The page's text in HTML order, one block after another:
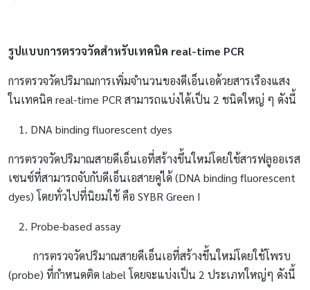
รูปแบบการตรวจวัดสำหรับเทคนิค real-time PCR
การตรวจวัดปริมาณการเพิ่มจำนวนของดีเอ็นเอด้วยสารเรืองแสง
ในเทคนิค real-time PCR สามารถแบ่งได้เป็น 2 ชนิดใหญ่ ๆ ดังนี้
DNA binding fluorescent dyes
การตรวจวัดปริมาณสายดีเอ็นเอที่สร้างขึ้นใหม่โดยใช้สารฟลูออเรส
เซนซ์ที่สามารถจับกับดีเอ็นเอสายคู่ได้ (DNA binding fluorescent
dyes) โดยทั่วไปที่นิยมใช้ คือ SYBR Green I
Probe-based assay
การตรวจวัดปริมาณสายดีเอ็นเอที่สร้างขึ้นใหม่โดยใช้โพรบ
(probe) ที่กำหนดติด label โดยจะแบ่งเป็น 2 ประเภทใหญ่ๆ ดังนี้